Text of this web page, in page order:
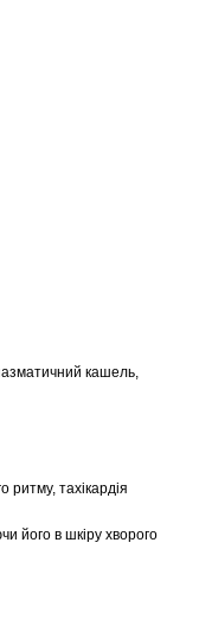
кашель,
ритму, тахікардія
його в шкіру хворого